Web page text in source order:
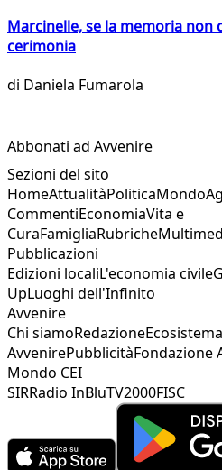
Marcinelle, se la memoria non
cerimonia
di Daniela Fumarola
Abbonati ad Avvenire
Sezioni del sito
HomeAttualitàPoliticaMondo
CommentiEconomiaVita e
CuraFamigliaRubriche
Pubblicazioni
Edizioni localiL'economia civile
UpLuoghi dell'Infinito
Avvenire
Chi siamoRedazioneEcosistema
AvvenirePubblicitàFondazione
Mondo CEI
SIRRadio InBluTV2000FISC